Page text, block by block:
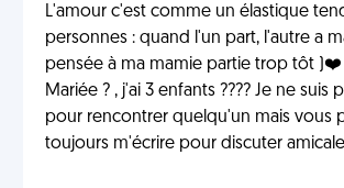
L'amour c'est comme un élastique
personnes : quand l'un part, l'autre a
pensée à ma mamie partie trop tôt )❤️
Mariée ? , j'ai 3 enfants ?‍?‍?‍? Je ne suis
pour rencontrer quelqu'un mais vous
toujours m'écrire pour discuter